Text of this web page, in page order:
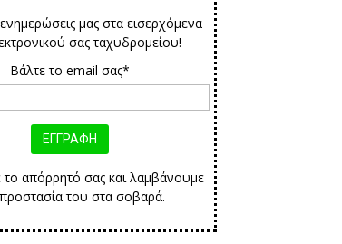
ενημερώσεις μας στα εισερχόμενα
σας ταχυδρομείου!
Βάλτε το email σας*
το απόρρητό σας και λαμβάνουμε
του στα σοβαρά.